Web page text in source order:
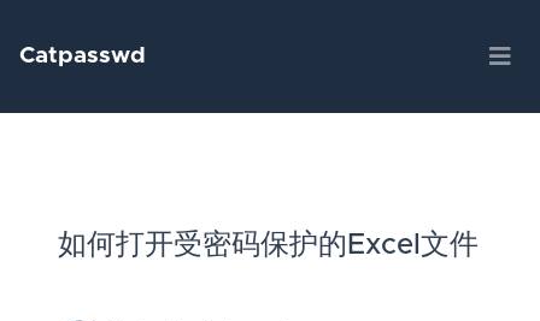
Catpasswd
如何打开受密码保护的Excel文件